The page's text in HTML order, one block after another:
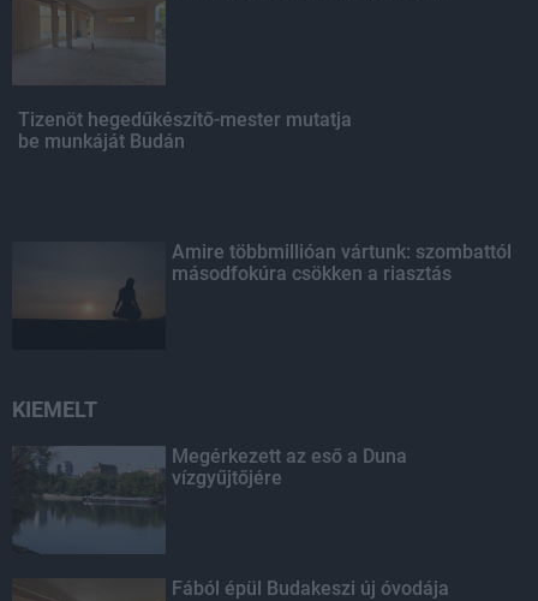
Tizenöt hegedűkészítő-mester mutatja
be munkáját Budán
Amire többmillióan vártunk: szombattól
másodfokúra csökken a riasztás
KIEMELT
Megérkezett az eső a Duna
vízgyűjtőjére
Fából épül Budakeszi új óvodája